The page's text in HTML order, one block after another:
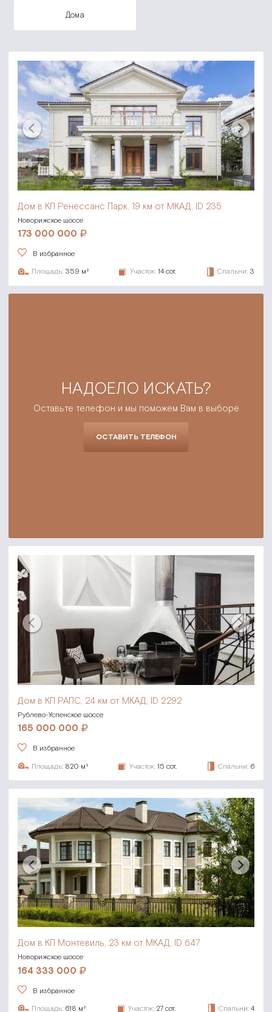
дома
Дом в КП Ренессанс Парк, 19 км от МКАД, ID 235
Новорижское шоссе
173 000 000
В избранное
Площадь: 359 м² Участок: 14 сот. Спальни: 3
НАДОЕЛО ИСКАТЬ?
Оставьте телефон и мы поможем Вам в выборе
ОСТАВИТЬ ТЕЛЕФОН
Дом в КП РАПС, 24 км от МКАД, ID 2292
Рублево-Успенское шоссе
165 000 000
В избранное
Площадь: 820 м² Участок: 15 сот. Спальни: 6
Дом в КП Монтевиль, 23 км от МКАД, ID 647
Новорижское шоссе
164 333 000
В избранное
Площадь: 618 м² Участок: 27 сот. Спальни: 4